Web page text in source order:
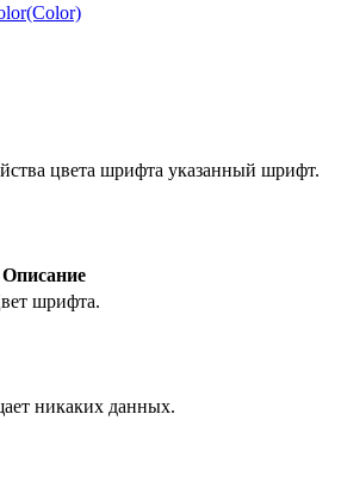
цвета шрифта указанный шрифт.
Описание
шрифта.
никаких данных.